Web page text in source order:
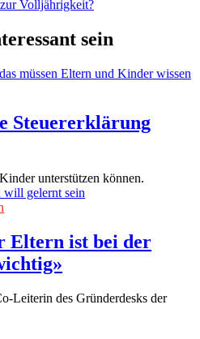
Volljährigkeit?
sein
Steuererklärung
unterstützen können.
Eltern ist bei der
Leiterin des Gründerdesks der